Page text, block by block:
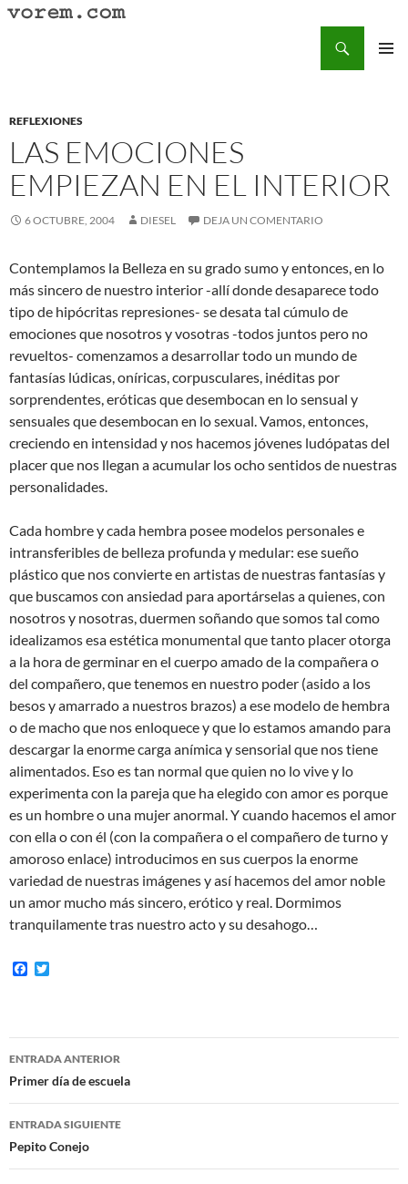
Saltar
REFLEXIONES
LAS EMOCIONES
EMPIEZAN EN EL INTERIOR
6 OCTUBRE, 2004 DIESEL DEJA UN COMENTARIO
Contemplamos la Belleza en su grado sumo y entonces, en lo
más sincero de nuestro interior -allí donde desaparece todo
tipo de hipócritas represiones- se desata tal cúmulo de
emociones que nosotros y vosotras -todos juntos pero no
revueltos- comenzamos a desarrollar todo un mundo de
fantasías lúdicas, oníricas, corpusculares, inéditas por
sorprendentes, eróticas que desembocan en lo sensual y
sensuales que desembocan en lo sexual. Vamos, entonces,
creciendo en intensidad y nos hacemos jóvenes ludópatas del
placer que nos llegan a acumular los ocho sentidos de nuestras
personalidades.
Cada hombre y cada hembra posee modelos personales e
intransferibles de belleza profunda y medular: ese sueño
plástico que nos convierte en artistas de nuestras fantasías y
que buscamos con ansiedad para aportárselas a quienes, con
nosotros y nosotras, duermen soñando que somos tal como
idealizamos esa estética monumental que tanto placer otorga
a la hora de germinar en el cuerpo amado de la compañera o
del compañero, que tenemos en nuestro poder (asido a los
besos y amarrado a nuestros brazos) a ese modelo de hembra
o de macho que nos enloquece y que lo estamos amando para
descargar la enorme carga anímica y sensorial que nos tiene
alimentados. Eso es tan normal que quien no lo vive y lo
experimenta con la pareja que ha elegido con amor es porque
es un hombre o una mujer anormal. Y cuando hacemos el amor
con ella o con él (con la compañera o el compañero de turno y
amoroso enlace) introducimos en sus cuerpos la enorme
variedad de nuestras imágenes y así hacemos del amor noble
un amor mucho más sincero, erótico y real. Dormimos
tranquilamente tras nuestro acto y su desahogo…
F
o
o
e
r
Navegación
de
entradas
ENTRADA ANTERIOR
Primer día de escuela
ENTRADA SIGUIENTE
Pepito Conejo